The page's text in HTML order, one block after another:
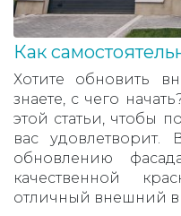
Как
Хотите обновить
знаете, с чего
этой статьи, чтобы
вас
обновлению
качественной
отличный внешний